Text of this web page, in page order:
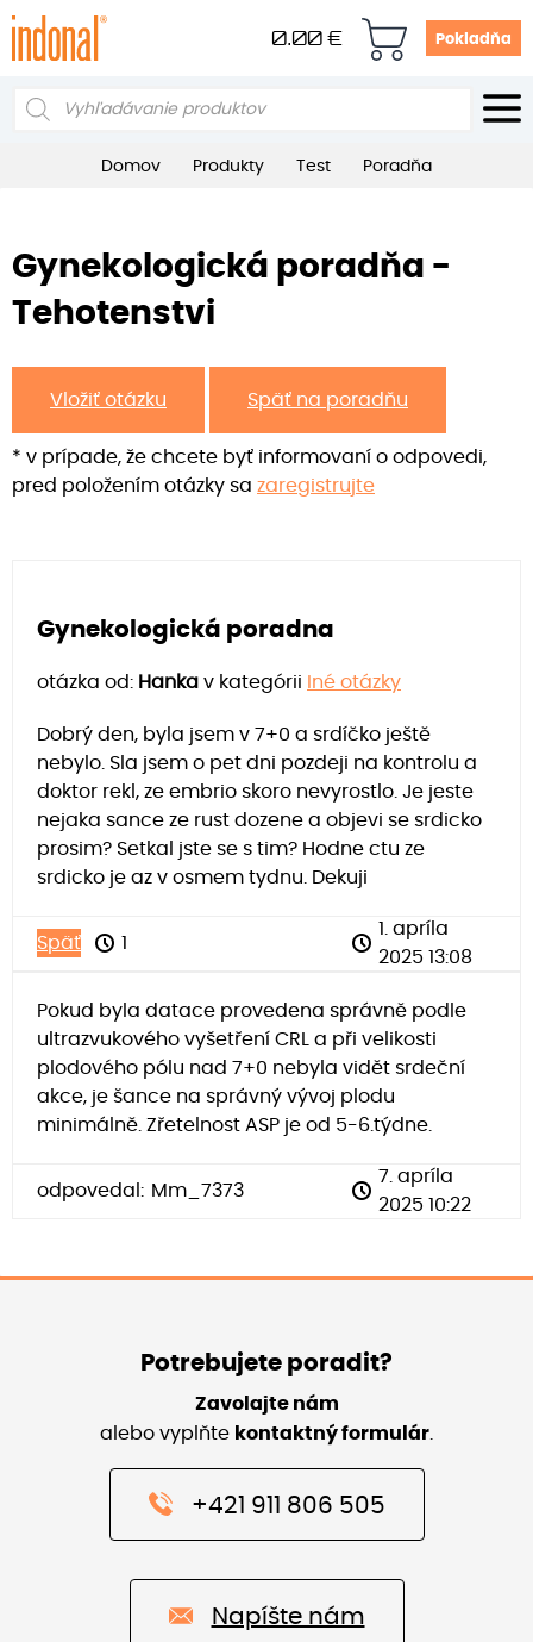
0.00 € Pokladňa
Products
Domov Produkty Test Poradňa
Gynekologická poradňa -
Tehotenstvi
Vložiť otázku Späť na poradňu
* v prípade, že chcete byť informovaní o odpovedi,
pred položením otázky sa zaregistrujte
Gynekologická poradna
otázka od: Hanka v kategórii Iné otázky
Dobrý den, byla jsem v 7+0 a srdíčko ještě
nebylo. Sla jsem o pet dni pozdeji na kontrolu a
doktor rekl, ze embrio skoro nevyrostlo. Je jeste
nejaka sance ze rust dozene a objevi se srdicko
prosim? Setkal jste se s tim? Hodne ctu ze
srdicko je az v osmem tydnu. Dekuji
Späť 1
1. apríla
2025 13:08
Pokud byla datace provedena správně podle
ultrazvukového vyšetření CRL a při velikosti
plodového pólu nad 7+0 nebyla vidět srdeční
akce, je šance na správný vývoj plodu
minimálně. Zřetelnost ASP je od 5-6.týdne.
odpovedal: Mm_7373
7. apríla
2025 10:22
Potrebujete poradit?
Zavolajte nám
alebo vyplňte kontaktný formulár
+421 911 806 505
Napíšte nám